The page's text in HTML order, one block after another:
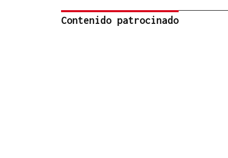
Contenido patrocinado